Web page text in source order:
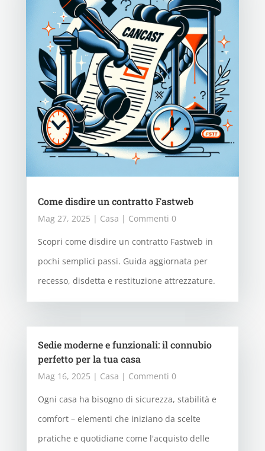
Come disdire un contratto Fastweb
Mag 27, 2025 | Casa | Commenti 0
Scopri come disdire un contratto Fastweb in
pochi semplici passi. Guida aggiornata per
recesso, disdetta e restituzione attrezzature.
Sedie moderne e funzionali: il connubio
perfetto per la tua casa
Mag 16, 2025 | Casa | Commenti 0
Ogni casa ha bisogno di sicurezza, stabilità e
comfort – elementi che iniziano da scelte
pratiche e quotidiane come l'acquisto delle